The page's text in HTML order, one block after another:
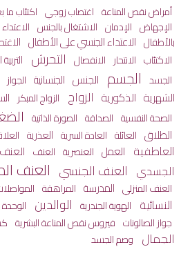
أمراض نقص المناعة اغتصاب زوجي اكتئاب ما
الإجهاض الإدمان الاشتغال بالجنس
بالأطفال الاعتداء الجنسي على الأطفال
الاكتئاب الانتحار الانفصال التحرش
الجسد الجسم الجنس الجنسانية الجواز
الشهرية الذكورية الزواج الزواج المبكر
الصحة النفسية الصداقة الصورة الذاتية
الطلاق العائلة العادة السرية العذرية
العاطفية العمل العنصرية العنف
الجسدي العنف الجنسي العنف
العنف المنزلي المدرسة المراهقة
النسائية الهوية الجندرية الوالدين الوحدة
جواز الصالونات فيروس نقص المناعة البشرية
الجمال وصم الجسد